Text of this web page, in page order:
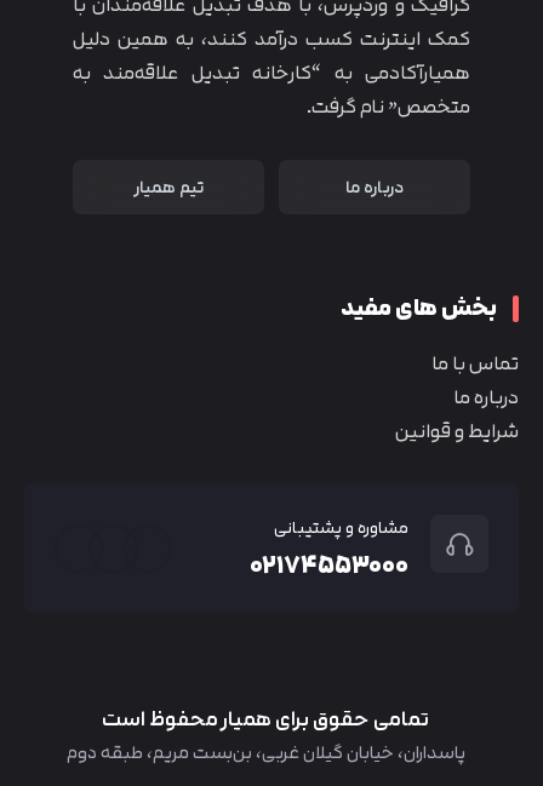
کمک اینترنت کسب درآمد کنند، به همین دلیل
همیارآکادمی به “کارخانه تبدیل علاقه‌مند به
متخصص” نام گرفت.
درباره ما تیم همیار
بخش های مفید
تماس با ما
درباره ما
شرایط و قوانین
مشاوره و پشتیبانی
۰۲۱۷۴۵۵۳۰۰۰
تمامی حقوق برای همیار محفوظ است
پاسداران، خیابان گیلان غربی، بن‌بست مریم، طبقه دوم